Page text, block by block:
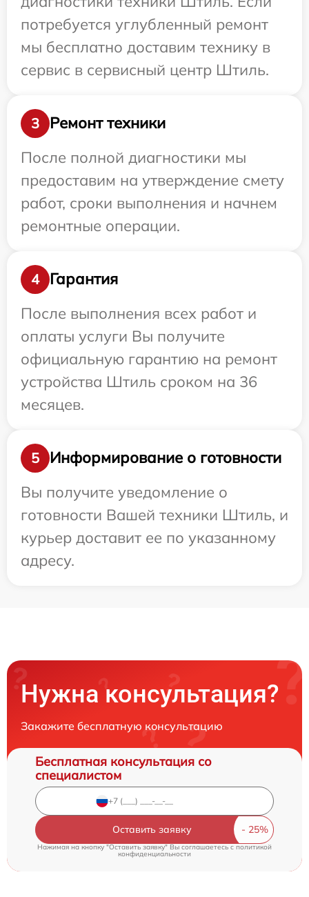
потребуется углубленный ремонт
мы бесплатно доставим технику в
сервис в сервисный центр Штиль.
3
Ремонт техники
После полной диагностики мы
предоставим на утверждение смету
работ, сроки выполнения и начнем
ремонтные операции.
4
Гарантия
После выполнения всех работ и
оплаты услуги Вы получите
официальную гарантию на ремонт
устройства Штиль сроком на 36
месяцев.
5
Информирование о готовности
Вы получите уведомление о
готовности Вашей техники Штиль, и
курьер доставит ее по указанному
адресу.
Нужна консультация?
Закажите бесплатную консультацию
Бесплатная консультация со
специалистом
Оставить заявку
Нажимая на кнопку "Оставить заявку" Вы соглашаетесь cполитикой
конфиденциальности